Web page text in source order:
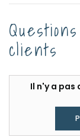
clients
Il n'y a pas